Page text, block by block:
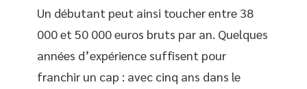
Un débutant peut ainsi toucher entre 38
000 et 50 000 euros bruts par an. Quelques
années d’expérience suffisent pour
franchir un cap : avec cinq ans dans le